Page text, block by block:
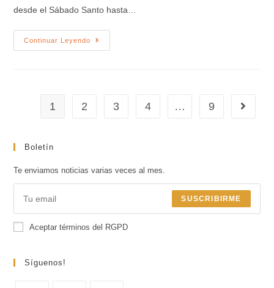
desde el Sábado Santo hasta…
Continuar Leyendo
1 2 3 4 … 9
Boletín
Te enviamos noticias varias veces al mes.
SUSCRIBIRME
Aceptar términos del RGPD
Síguenos!